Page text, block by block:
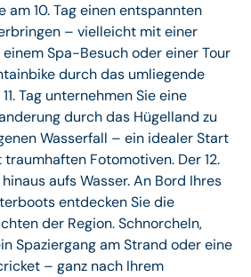
am 10. Tag einen entspannten
– vielleicht mit einer
einem Spa-Besuch oder einer Tour
durch das umliegende
Tag unternehmen Sie eine
durch das Hügelland zu
Wasserfall – ein idealer Start
traumhaften Fotomotiven. Der 12.
aufs Wasser. An Bord Ihres
entdecken Sie die
der Region. Schnorcheln,
Spaziergang am Strand oder eine
– ganz nach Ihrem